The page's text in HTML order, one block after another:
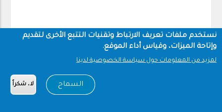
621 هكم : تصميم المصانع الكيميائية
بالحاسب الآلي
أسس تصميم وتطوير الحزم الحاسوبيه
نستخدم ملفات تعريف الارتباط وتقنيات التتبع الأخرى لتقديم
وإتاحة الميزات، وقياس أداء الموقع.
لمزيد من المعلومات حول سياسة الخصوصية لدينا
السماح لا، شكراً